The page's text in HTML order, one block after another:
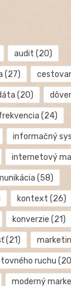
audit (20)
(27)
(20)
(24)
informačný
internetový
(58)
kontext (26)
konverzie (21)
(21)
ruchu
moderný